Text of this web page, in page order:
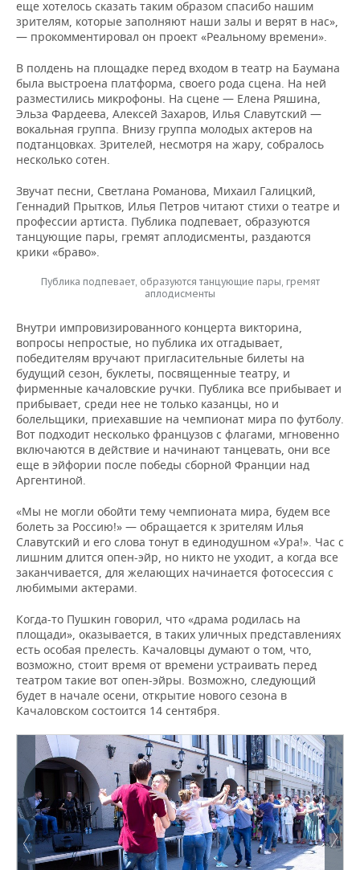
еще хотелось сказать таким образом спасибо нашим
зрителям, которые заполняют наши залы и верят в нас»,
— прокомментировал он проект «Реальному времени».
В полдень на площадке перед входом в театр на Баумана
была выстроена платформа, своего рода сцена. На ней
разместились микрофоны. На сцене — Елена Ряшина,
Эльза Фардеева, Алексей Захаров, Илья Славутский —
вокальная группа. Внизу группа молодых актеров на
подтанцовках. Зрителей, несмотря на жару, собралось
несколько сотен.
Звучат песни, Светлана Романова, Михаил Галицкий,
Геннадий Прытков, Илья Петров читают стихи о театре и
профессии артиста. Публика подпевает, образуются
танцующие пары, гремят аплодисменты, раздаются
крики «браво».
Публика подпевает, образуются танцующие пары, гремят
аплодисменты
Внутри импровизированного концерта викторина,
вопросы непростые, но публика их отгадывает,
победителям вручают пригласительные билеты на
будущий сезон, буклеты, посвященные театру, и
фирменные качаловские ручки. Публика все прибывает и
прибывает, среди нее не только казанцы, но и
болельщики, приехавшие на чемпионат мира по футболу.
Вот подходит несколько французов с флагами, мгновенно
включаются в действие и начинают танцевать, они все
еще в эйфории после победы сборной Франции над
Аргентиной.
«Мы не могли обойти тему чемпионата мира, будем все
болеть за Россию!» — обращается к зрителям Илья
Славутский и его слова тонут в единодушном «Ура!». Час с
лишним длится опен-эйр, но никто не уходит, а когда все
заканчивается, для желающих начинается фотосессия с
любимыми актерами.
Когда-то Пушкин говорил, что «драма родилась на
площади», оказывается, в таких уличных представлениях
есть особая прелесть. Качаловцы думают о том, что,
возможно, стоит время от времени устраивать перед
театром такие вот опен-эйры. Возможно, следующий
будет в начале осени, открытие нового сезона в
Качаловском состоится 14 сентября.